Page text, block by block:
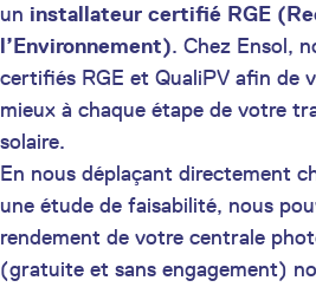
un installateur certifié RGE
l’Environnement). Chez Ensol,
certifiés RGE et QualiPV afin de
mieux à chaque étape de votre
solaire.
En nous déplaçant directement
une étude de faisabilité, nous
rendement de votre centrale
(gratuite et sans engagement)